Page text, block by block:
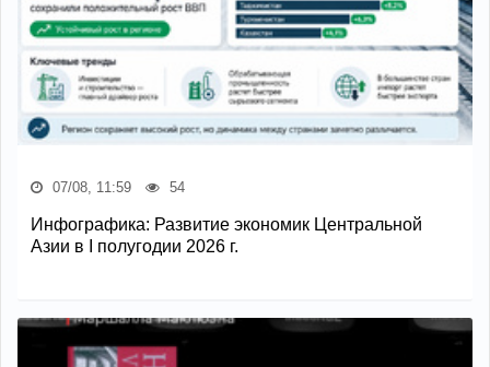
07/08, 11:59 54
Инфографика: Развитие экономик Центральной
Азии в I полугодии 2026 г.